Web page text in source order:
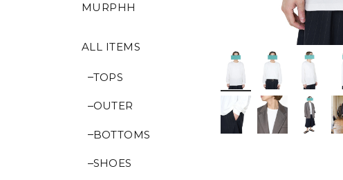
MURPHH
ALL ITEMS
TOPS
OUTER
BOTTOMS
SHOES